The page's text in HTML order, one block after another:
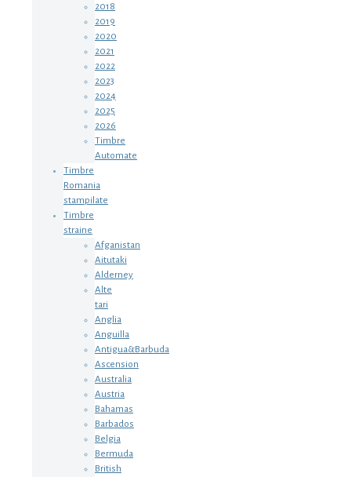
2018
2019
2020
2021
2022
2023
2024
2025
2026
Timbre
Automate
Timbre
Romania
stampilate
Timbre
straine
Afganistan
Aitutaki
Alderney
Alte
tari
Anglia
Anguilla
Antigua&Barbuda
Ascension
Australia
Austria
Bahamas
Barbados
Belgia
Bermuda
British